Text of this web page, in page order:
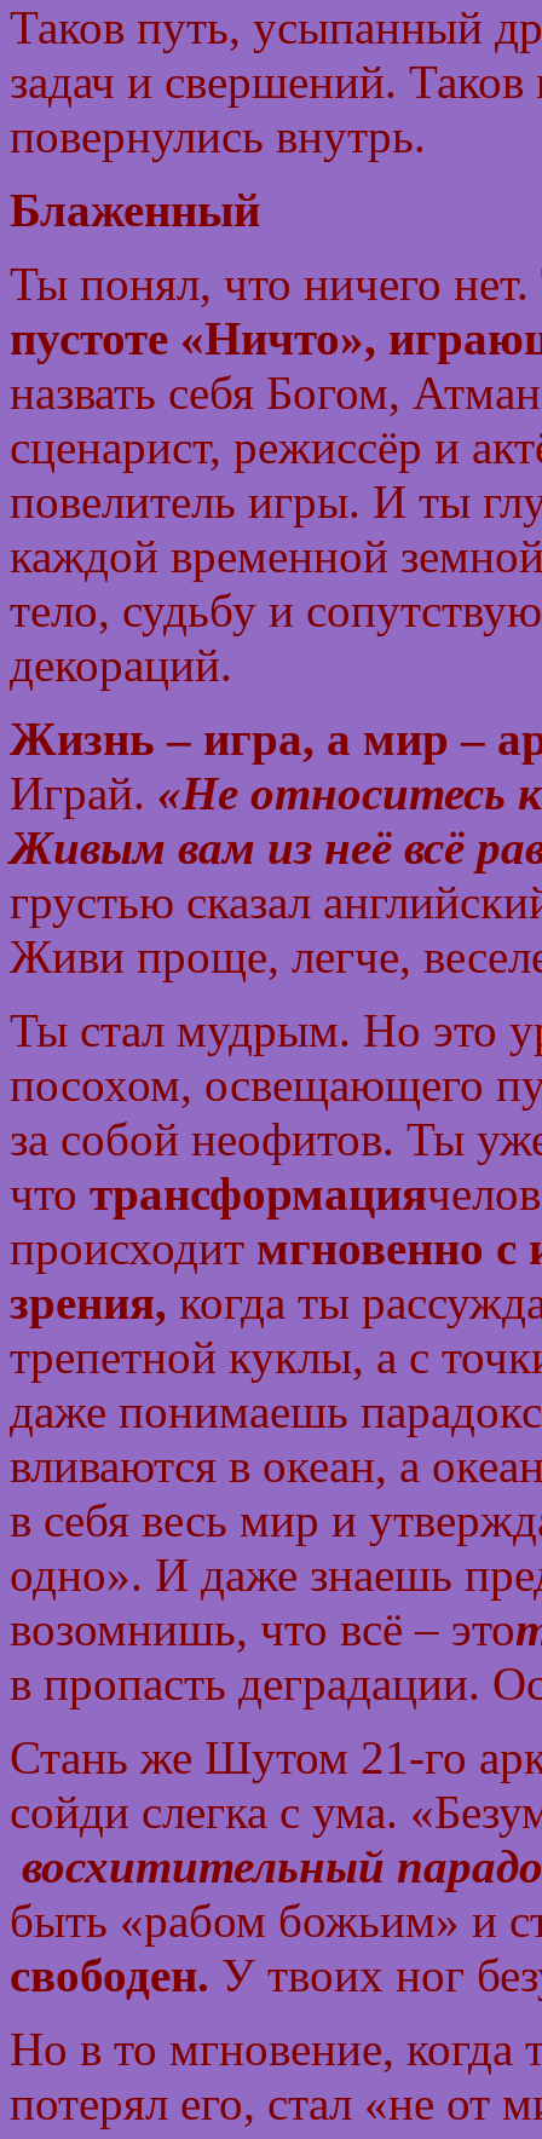
Таков путь, усыпанный
задач и свершений. Таков
повернулись внутрь.
Блаженный
Ты понял, что ничего нет.
пустоте «Ничто»,
назвать себя Богом,
сценарист, режиссёр и
повелитель игры. И ты
каждой временной
тело, судьбу и
декораций.
Жизнь – игра, а мир –
Играй. «Не относитесь
Живым вам из неё всё
грустью сказал
Живи проще, легче,
Ты стал мудрым. Но это
посохом, освещающего
за собой неофитов. Ты
что трансформация
происходит мгновенно с
зрения, когда ты
трепетной куклы, а с
даже понимаешь
вливаются в океан, а
в себя весь мир и
одно». И даже знаешь
возомнишь, что всё – это
в пропасть деградации.
Стань же Шутом 21-го
сойди слегка с ума.
восхитительный
быть «рабом божьим» и
свободен. У твоих ног
Но в то мгновение,
потерял его, стал «не от